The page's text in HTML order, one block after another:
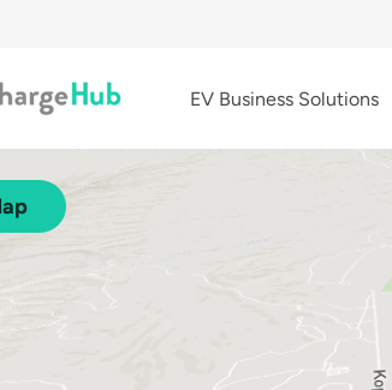
EV Business Solutions